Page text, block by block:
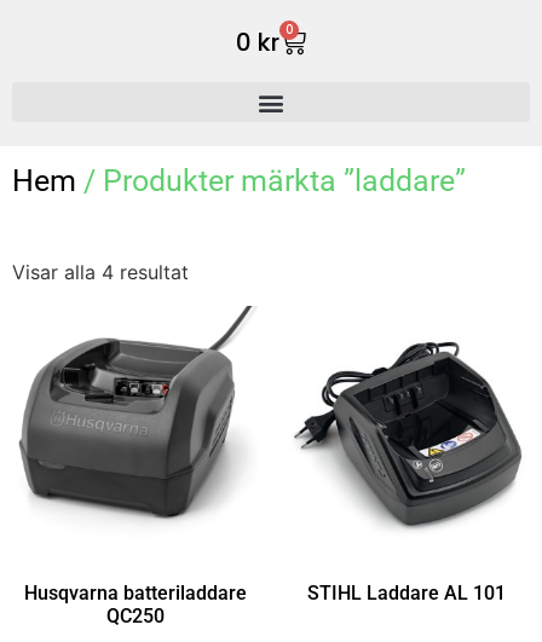
0 kr 0
Hem / Produkter märkta ”laddare”
Visar alla 4 resultat
Husqvarna batteriladdare
QC250
STIHL Laddare AL 101